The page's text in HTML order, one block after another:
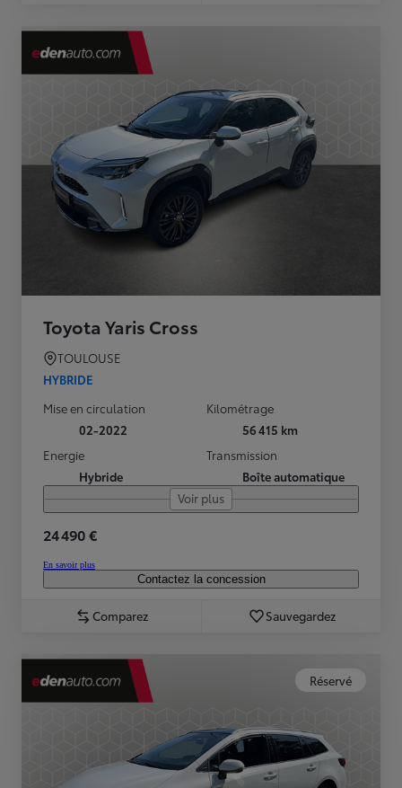
Toyota Yaris Cross
TOULOUSE
HYBRIDE
Mise en circulation
02-2022
Kilométrage
56 415 km
Energie
Hybride
Transmission
Boîte automatique
Voir plus
24 490 €
En savoir plus
Contactez la concession
Comparez Sauvegardez
Réservé